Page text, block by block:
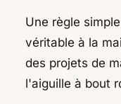
Une règle
véritable à la
des projets de
l'aiguille à bout